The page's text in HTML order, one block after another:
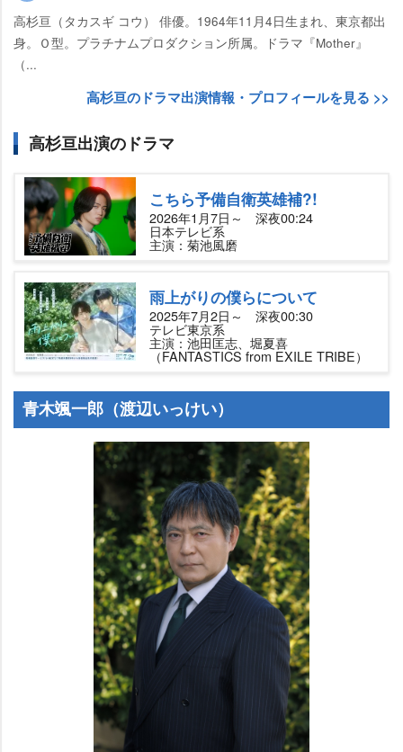
高杉亘（タカスギ コウ） 俳優。1964年11月4日生まれ、東京都出
身。Ｏ型。プラチナムプロダクション所属。ドラマ『Mother』
（...
高杉亘のドラマ出演情報・プロフィールを見る >>
高杉亘出演のドラマ
こちら予備自衛英雄補?!
2026年1月7日～ 深夜00:24
日本テレビ系
主演：菊池風磨
雨上がりの僕らについて
2025年7月2日～ 深夜00:30
テレビ東京系
主演：池田匡志、堀夏喜
（FANTASTICS from EXILE TRIBE）
青木颯一郎（渡辺いっけい）